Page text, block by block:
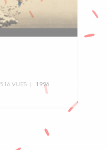
516 VUES 1996